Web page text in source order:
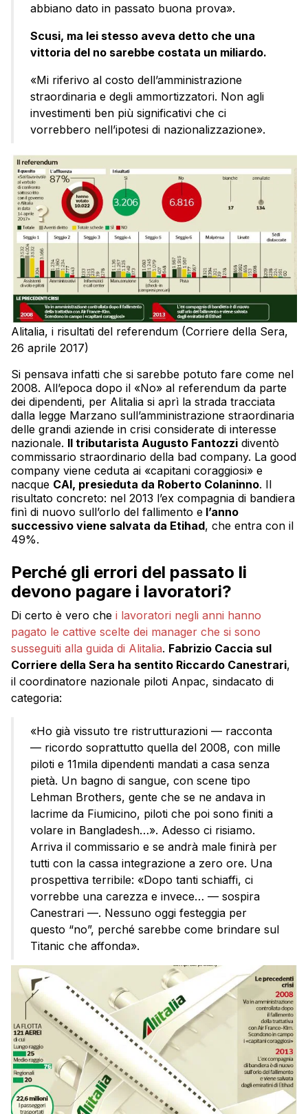
abbiano dato in passato buona prova».
Scusi, ma lei stesso aveva detto che una
vittoria del no sarebbe costata un miliardo.
«Mi riferivo al costo dell’amministrazione
straordinaria e degli ammortizzatori. Non agli
investimenti ben più significativi che ci
vorrebbero nell’ipotesi di nazionalizzazione».
Alitalia, i risultati del referendum (Corriere della Sera,
26 aprile 2017)
Si pensava infatti che si sarebbe potuto fare come nel
2008. All’epoca dopo il «No» al referendum da parte
dei dipendenti, per Alitalia si aprì la strada tracciata
dalla legge Marzano sull’amministrazione straordinaria
delle grandi aziende in crisi considerate di interesse
nazionale. Il tributarista Augusto Fantozzi diventò
commissario straordinario della bad company. La good
company viene ceduta ai «capitani coraggiosi» e
nacque CAI, presieduta da Roberto Colaninno. Il
risultato concreto: nel 2013 l’ex compagnia di bandiera
finì di nuovo sull’orlo del fallimento e l’anno
successivo viene salvata da Etihad, che entra con il
49%.
Perché gli errori del passato li
devono pagare i lavoratori?
Di certo è vero che i lavoratori negli anni hanno
pagato le cattive scelte dei manager che si sono
susseguiti alla guida di Alitalia. Fabrizio Caccia sul
Corriere della Sera ha sentito Riccardo Canestrari,
il coordinatore nazionale piloti Anpac, sindacato di
categoria:
«Ho già vissuto tre ristrutturazioni — racconta
— ricordo soprattutto quella del 2008, con mille
piloti e 11mila dipendenti mandati a casa senza
pietà. Un bagno di sangue, con scene tipo
Lehman Brothers, gente che se ne andava in
lacrime da Fiumicino, piloti che poi sono finiti a
volare in Bangladesh…». Adesso ci risiamo.
Arriva il commissario e se andrà male finirà per
tutti con la cassa integrazione a zero ore. Una
prospettiva terribile: «Dopo tanti schiaffi, ci
vorrebbe una carezza e invece… — sospira
Canestrari —. Nessuno oggi festeggia per
questo “no”, perché sarebbe come brindare sul
Titanic che affonda».